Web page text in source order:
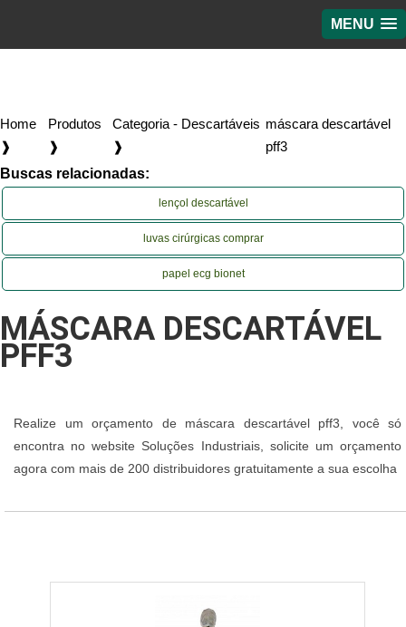
MENU
Home
❱
Produtos
❱
Categoria - Descartáveis
❱
máscara descartável
pff3
Buscas relacionadas:
lençol descartável
luvas cirúrgicas comprar
papel ecg bionet
MÁSCARA DESCARTÁVEL
PFF3
Realize um orçamento de máscara descartável pff3, você só
encontra no website Soluções Industriais, solicite um orçamento
agora com mais de 200 distribuidores gratuitamente a sua escolha